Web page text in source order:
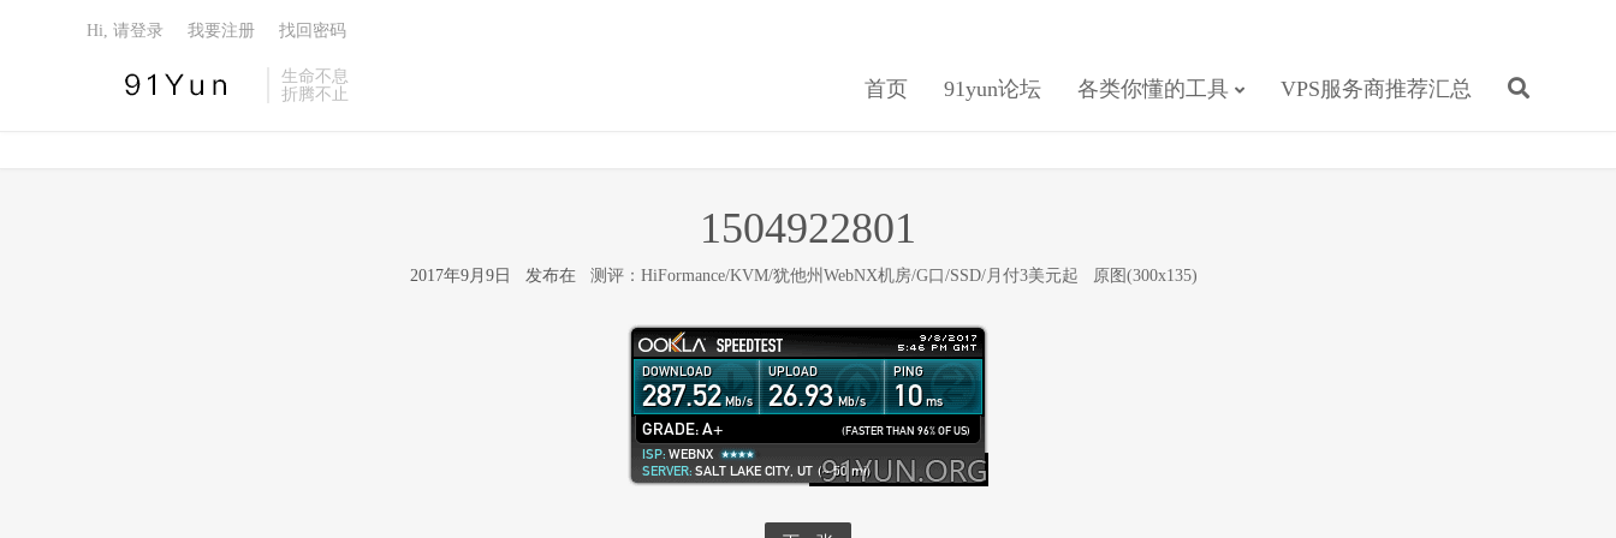
生命不息
折腾不止
首页 91yun论坛 各类你懂的工具 VPS服务商推荐汇总
Hi, 请登录 我要注册 找回密码
1504922801
2017年9月9日 发布在 测评：HiFormance/KVM/犹他州WebNX机房/G口/SSD/月付3美元起 原图(300x135)